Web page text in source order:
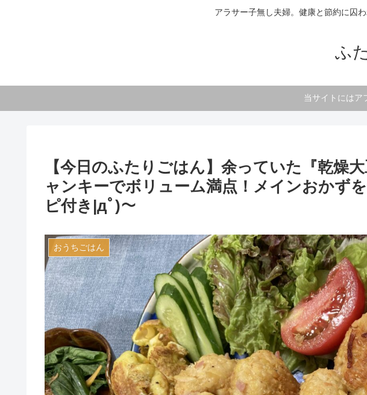
アラサー子無し夫婦。健康と節約に囚
ふ
当サイトにはア
【今日のふたりごはん】余っていた『乾燥
ャンキーでボリューム満点！メインおかず
ピ付き|дﾟ)～
おうちごはん